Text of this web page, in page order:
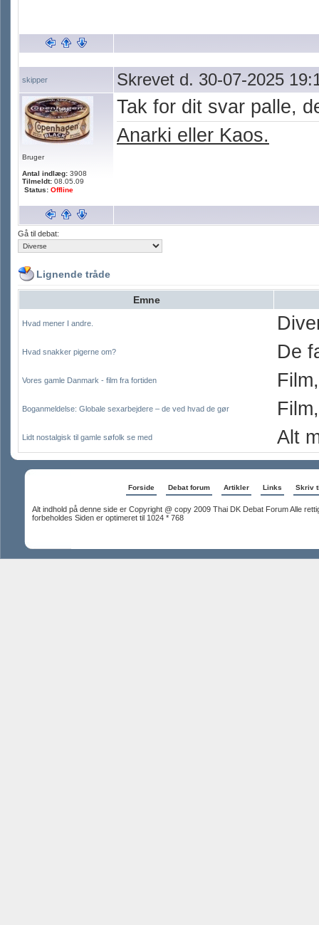
skipper Skrevet d. 30-07-2025
Bruger
Antal indlæg: 3908
Tilmeldt: 08.05.09
Status: Offline
Tak for dit svar palle,
Anarki eller Kaos.
Gå til debat:
Lignende tråde
Emne
Hvad mener I andre.
Hvad snakker pigerne om? De
Vores gamle Danmark - film fra fortiden
Boganmeldelse: Globale sexarbejdere – de ved hvad de gør
Lidt nostalgisk til gamle søfolk se med Alt
Forside Debat forum Artikler Links Skriv
Alt indhold på denne side er Copyright @ copy 2009 Thai DK Debat Forum Alle
forbeholdes Siden er optimeret til 1024 * 768